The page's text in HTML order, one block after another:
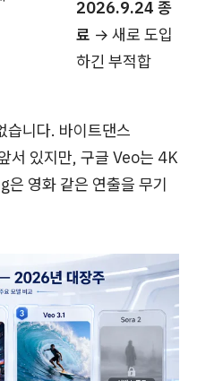
2026.9.24 종
료 → 새로 도입
하긴 부적합
습니다. 바이트댄스
서 있지만, 구글 Veo는 4K
영화 같은 연출을 무기